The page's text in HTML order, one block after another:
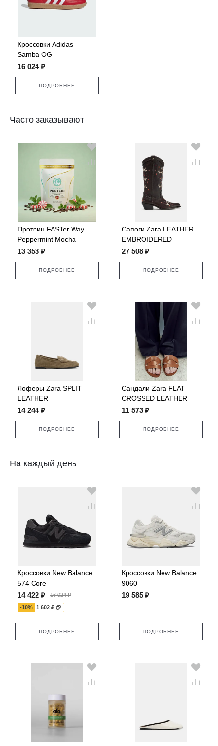
Кроссовки Adidas
Samba OG
16 024 ₽
ПОДРОБНЕЕ
Часто заказывают
Протеин FASTer Way
Peppermint Mocha
13 353 ₽
ПОДРОБНЕЕ
Сапоги Zara LEATHER
EMBROIDERED
COWBOY
27 508 ₽
ПОДРОБНЕЕ
Лоферы Zara SPLIT
LEATHER
14 244 ₽
ПОДРОБНЕЕ
Сандали Zara FLAT
CROSSED LEATHER
SANDALS
11 573 ₽
ПОДРОБНЕЕ
На каждый день
Кроссовки New Balance
574 Core
14 422 ₽ 16 024 ₽
-10% 1 602 ₽
ПОДРОБНЕЕ
Кроссовки New Balance
9060
19 585 ₽
ПОДРОБНЕЕ